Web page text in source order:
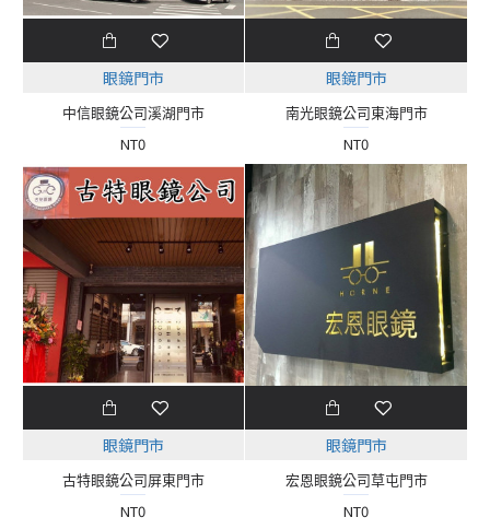
眼鏡門市
中信眼鏡公司溪湖門市
NT0
眼鏡門市
南光眼鏡公司東海門市
NT0
眼鏡門市
古特眼鏡公司屏東門市
NT0
眼鏡門市
宏恩眼鏡公司草屯門市
NT0